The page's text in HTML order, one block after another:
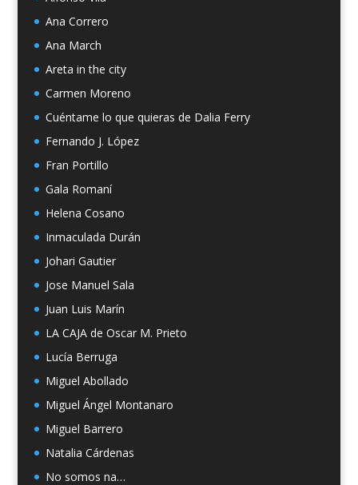
Ana Correro
Ana March
Areta in the city
Carmen Moreno
Cuéntame lo que quieras de Dalia Ferry
Fernando J. López
Fran Portillo
Gala Romaní
Helena Cosano
Inmaculada Durán
Johari Gautier
Jose Manuel Sala
Juan Luis Marín
LA CAJA de Oscar M. Prieto
Lucía Berruga
Miguel Abollado
Miguel Ángel Montanaro
Miguel Barrero
Natalia Cárdenas
No somos na…